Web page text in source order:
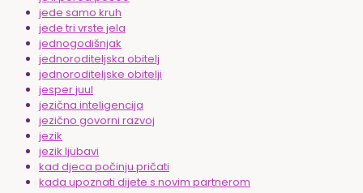
jede samo kruh
jede tri vrste jela
jednogodišnjak
jednoroditeljska obitelj
jednoroditeljske obitelji
jesper juul
jezična inteligencija
jezično govorni razvoj
jezik
jezik ljubavi
kad djeca počinju pričati
kada upoznati dijete s novim partnerom